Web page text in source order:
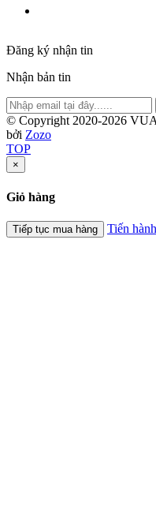
Đăng ký nhận tin
Nhận bản tin
© Copyright 2020-2026
bởi Zozo
TOP
×
Giỏ hàng
Tiếp tục mua hàng Tiến